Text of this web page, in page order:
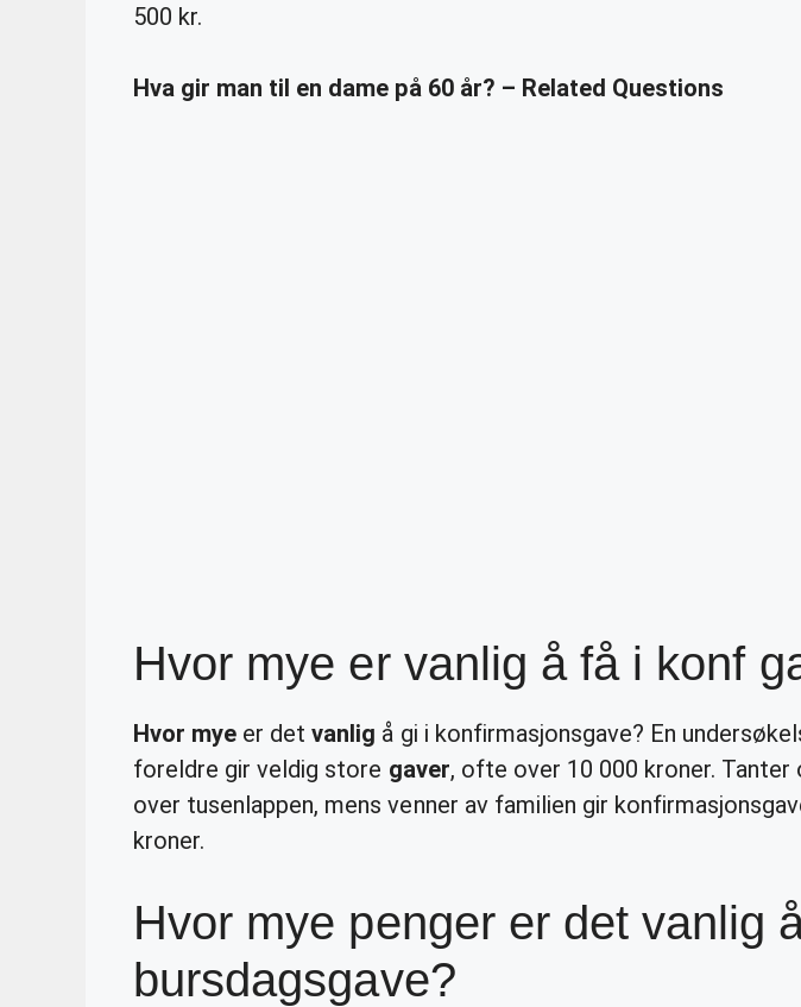
500 kr.
Hva gir man til en dame på 60 år? – Related Questions
Hvor mye er vanlig å få i konf
Hvor mye er detvanlig å gi i konfirmasjonsgave? En
foreldre gir veldig store gaver, ofte over 10 000 kroner.
over tusenlappen, mens venner av familien gir
kroner.
Hvor mye penger er det vanlig
bursdagsgave?